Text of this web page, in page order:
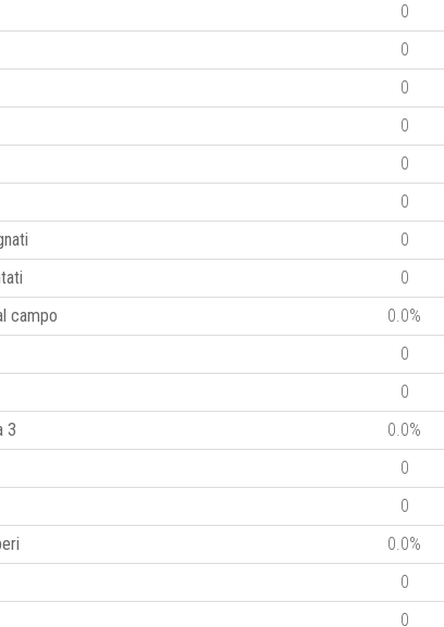
0
0
0
0
0
0
0
0
campo
0.0%
0
0
3
0.0%
0
0
0.0%
0
0